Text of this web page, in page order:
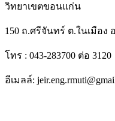
วิทยาเขตขอนแก่น
150 ถ.ศรีจันทร์ ต.ในเมือง
โทร : 043-283700 ต่อ 3120
อีเมลล์: